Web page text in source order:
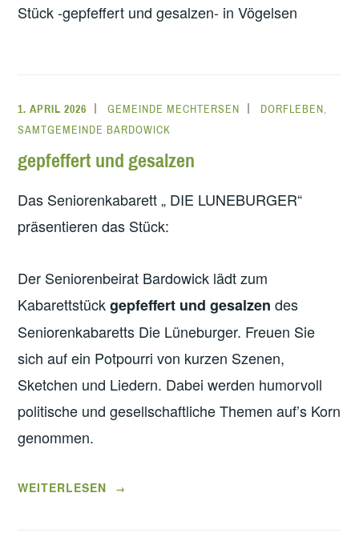
Stück -gepfeffert und gesalzen- in Vögelsen
1. APRIL 2026 GEMEINDE MECHTERSEN DORFLEBEN,
SAMTGEMEINDE BARDOWICK
gepfeffert und gesalzen
Das Seniorenkabarett „ DIE LUNEBURGER“
präsentieren das Stück:
Der Seniorenbeirat Bardowick lädt zum
Kabarettstückgepfeffert und gesalzen des
Seniorenkabaretts Die Lüneburger. Freuen Sie
sich auf ein Potpourri von kurzen Szenen,
Sketchen und Liedern. Dabei werden humorvoll
politische und gesellschaftliche Themen auf’s Korn
genommen.
„GEPFEFFERT
WEITERLESEN →